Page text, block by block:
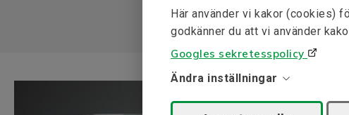
Här använder vi kakor (cookies)
godkänner du att vi använder
Googles sekretesspolicy
Ändra inställningar